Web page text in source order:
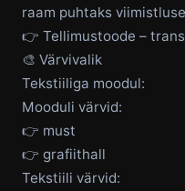
raam puhtaks
👉 Tellimustoode –
🎨 Värvivalik
Tekstiiliga moodul:
Mooduli värvid:
👉 must
👉 grafiithall
Tekstiili värvid: